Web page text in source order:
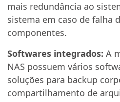
mais redundância ao
sistema em caso de falha
componentes.
Softwares integrados: A
NAS possuem vários
soluções para backup
compartilhamento de